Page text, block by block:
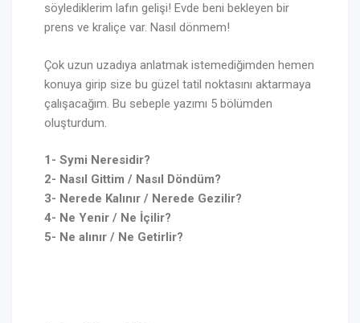
söylediklerim lafın gelişi! Evde beni bekleyen bir
prens ve kraliçe var. Nasıl dönmem!
Çok uzun uzadıya anlatmak istemediğimden hemen
konuya girip size bu güzel tatil noktasını aktarmaya
çalışacağım. Bu sebeple yazımı 5 bölümden
oluşturdum.
1- Symi Neresidir?
2- Nasıl Gittim / Nasıl Döndüm?
3- Nerede Kalınır / Nerede Gezilir?
4- Ne Yenir / Ne İçilir?
5- Ne alınır / Ne Getirlir?